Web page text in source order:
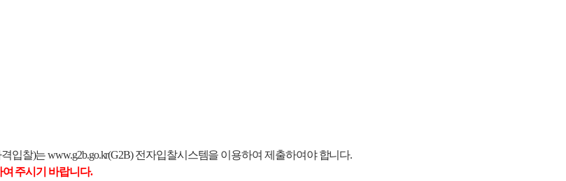
격입찰)는www.g2b.go.kr(G2B)전자입찰시스템을 이용하여 제출하여야 합니다.
주시기 바랍니다.